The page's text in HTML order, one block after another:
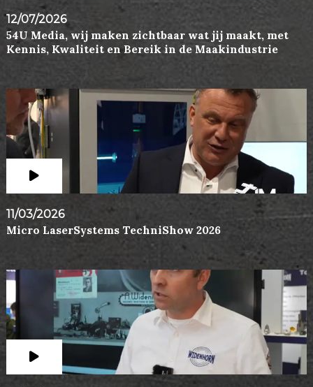
12/07/2026
54U Media, wij maken zichtbaar wat jij maakt, met
Kennis, Kwaliteit en Bereik in de Maakindustrie
11/03/2026
Micro LaserSystems TechniShow 2026